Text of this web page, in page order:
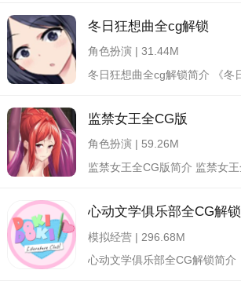
冬日狂想曲全cg解锁
角色扮演 | 31.44M
监禁女王全CG版
角色扮演 | 59.26M
心动文学俱乐部全CG解锁
模拟经营 | 296.68M